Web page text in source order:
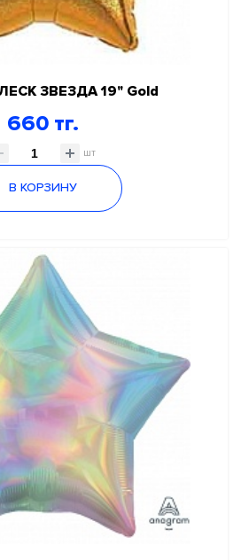
ЗВЕЗДА 19" Gold
660 тг.
шт
В КОРЗИНУ